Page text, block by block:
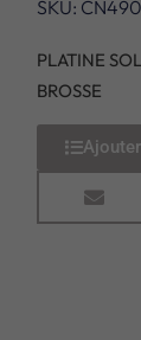
SKU:
PLATINE
BROSSE